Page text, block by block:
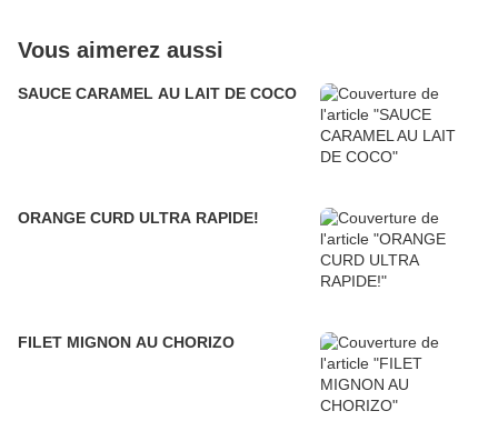
Vous aimerez aussi
SAUCE CARAMEL AU LAIT DE COCO
ORANGE CURD ULTRA RAPIDE!
FILET MIGNON AU CHORIZO